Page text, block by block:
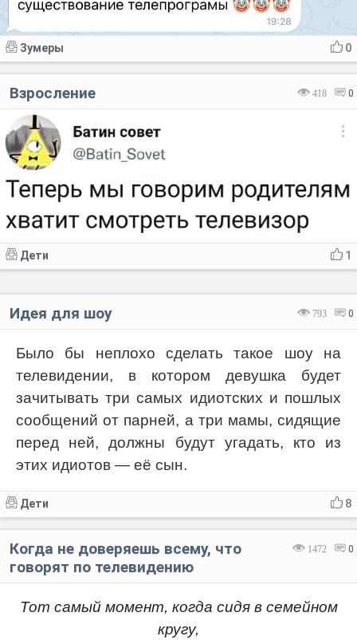
0
Зумеры
418 0
Взросление
1
Дети
793 0
Идея для шоу
Было бы неплохо сделать такое шоу на
телевидении, в котором девушка будет
зачитывать три самых идиотских и пошлых
сообщений от парней, а три мамы, сидящие
перед ней, должны будут угадать, кто из
этих идиотов — её сын.
8
Дети
1472 0
Когда не доверяешь всему, что
говорят по телевидению
Тот самый момент, когда сидя в семейном
кругу,